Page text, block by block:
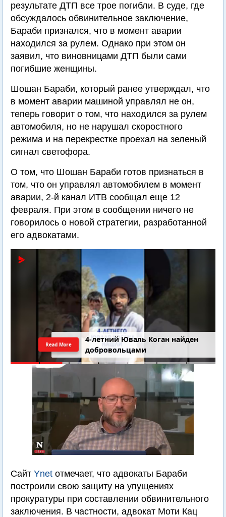
результате ДТП все трое погибли. В суде, где
обсуждалось обвинительное заключение,
Бараби признался, что в момент аварии
находился за рулем. Однако при этом он
заявил, что виновницами ДТП были сами
погибшие женщины.
Шошан Бараби, который ранее утверждал, что
в момент аварии машиной управлял не он,
теперь говорит о том, что находился за рулем
автомобиля, но не нарушал скоростного
режима и на перекрестке проехал на зеленый
сигнал светофора.
О том, что Шошан Бараби готов признаться в
том, что он управлял автомобилем в момент
аварии, 2-й канал ИТВ сообщал еще 12
февраля. При этом в сообщении ничего не
говорилось о новой стратегии, разработанной
его адвокатами.
4-летний Юваль Коган найден
добровольцами
Read More
Сайт Ynet отмечает, что адвокаты Бараби
построили свою защиту на упущениях
прокуратуры при составлении обвинительного
заключения. В частности, адвокат Моти Кац